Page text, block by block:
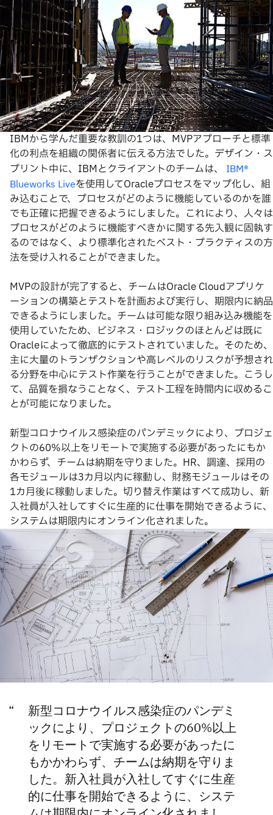
IBMから学んだ重要な教訓の1つは、MVPアプローチと標準
化の利点を組織の関係者に伝える方法でした。デザイン・ス
プリント中に、IBMとクライアントのチームは、
IBM®
Blueworks Liveを使用してOracleプロセスをマップ化し、組
み込むことで、プロセスがどのように機能しているのかを誰
でも正確に把握できるようにしました。これにより、人々は
プロセスがどのように機能すべきかに関する先入観に固執す
るのではなく、より標準化されたベスト・プラクティスの方
法を受け入れることができました。
MVPの設計が完了すると、チームはOracle Cloudアプリケ
ーションの構築とテストを計画および実行し、期限内に納品
できるようにしました。チームは可能な限り組み込み機能を
使用していたため、ビジネス・ロジックのほとんどは既に
Oracleによって徹底的にテストされていました。そのため、
主に大量のトランザクションや高レベルのリスクが予想され
る分野を中心にテスト作業を行うことができました。こうし
て、品質を損なうことなく、テスト工程を時間内に収めるこ
とが可能になりました。
新型コロナウイルス感染症のパンデミックにより、プロジェ
クトの60%以上をリモートで実施する必要があったにもか
かわらず、チームは納期を守りました。HR、調達、採用の
各モジュールは3カ月以内に稼動し、財務モジュールはその
1カ月後に稼動しました。切り替え作業はすべて成功し、新
入社員が入社してすぐに生産的に仕事を開始できるように、
システムは期限内にオンライン化されました。
新型コロナウイルス感染症のパンデミ
ックにより、プロジェクトの60%以上
をリモートで実施する必要があったに
もかかわらず、チームは納期を守りま
した。新入社員が入社してすぐに生産
的に仕事を開始できるように、システ